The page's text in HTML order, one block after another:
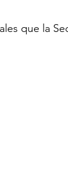
que la